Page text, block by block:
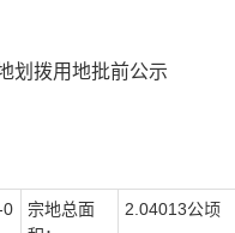
划拨用地批前公示
0
宗地总面
2.04013公顷